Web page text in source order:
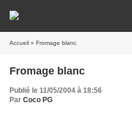
Accueil » Fromage blanc
Fromage blanc
Publié le 11/05/2004 à 18:56
Par Coco PG